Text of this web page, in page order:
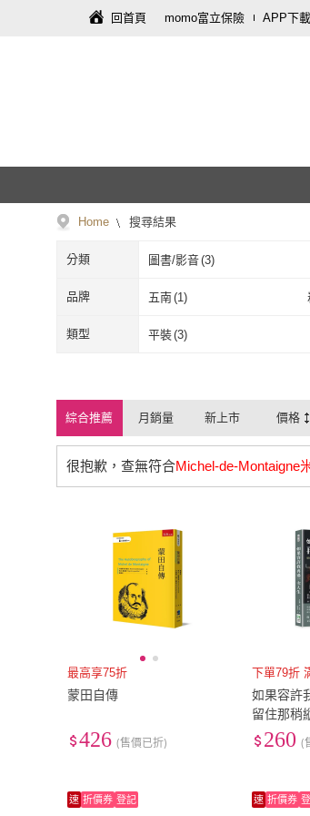
回首頁 momo富立保險 APP下載
Home 搜尋結果
分類 圖書/影音(3)
品牌 五南(1)
五南
類型 平裝(3)
綜合推薦 月銷量 新上市 價格
很抱歉，查無符合Michel-de-Montaigne
最高享75折
蒙田自傳
426 (售價已折)
速 折價券 登記
下單79折
如果容許
留住那稍
田對「生
260 (
速 折價券